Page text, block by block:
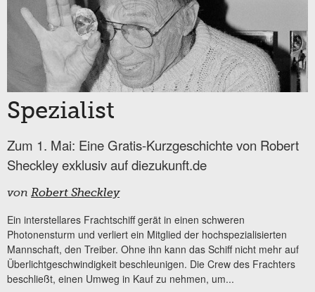
Spezialist
Zum 1. Mai: Eine Gratis-Kurzgeschichte von Robert
Sheckley exklusiv auf diezukunft.de
von Robert Sheckley
Ein interstellares Frachtschiff gerät in einen schweren
Photonensturm und verliert ein Mitglied der hochspezialisierten
Mannschaft, den Treiber. Ohne ihn kann das Schiff nicht mehr auf
Überlichtgeschwindigkeit beschleunigen. Die Crew des Frachters
beschließt, einen Umweg in Kauf zu nehmen, um...